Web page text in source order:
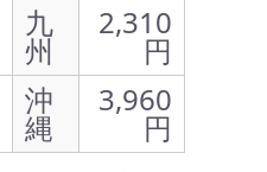
九
州
2,310
円
沖
縄
3,960
円